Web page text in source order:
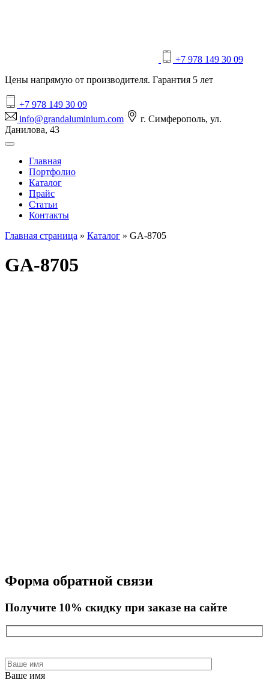
+7 978 149 30 09
Цены напрямую от производителя. Гарантия 5 лет
+7 978 149 30 09
info@grandaluminium.com
г. Симферополь, ул.
Данилова, 43
Главная
Портфолио
Каталог
Прайс
Статьи
Контакты
Главная страница » Каталог » GA-8705
GA-8705
Форма обратной связи
Получите 10% скидку при заказе на сайте
Ваше имя